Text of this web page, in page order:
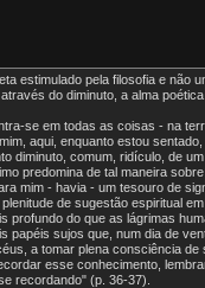
estimulado pela filosofia e não
do diminuto, a alma
se em todas as coisas - na
aqui, enquanto estou
diminuto, comum, ridículo, de
predomina de tal maneira
mim - havia - um tesouro de
de sugestão espiritual
profundo do que as lágrimas
papéis sujos que, num dia de
a tomar plena consciência
esse conhecimento,
recordando" (p. 36-37).